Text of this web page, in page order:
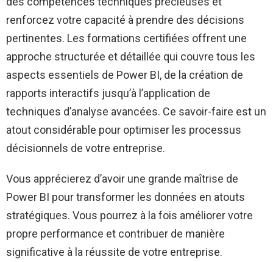
renforcez votre capacité à prendre des décisions
pertinentes. Les formations certifiées offrent une
approche structurée et détaillée qui couvre tous les
aspects essentiels de Power BI, de la création de
rapports interactifs jusqu’à l’application de
techniques d’analyse avancées. Ce savoir-faire est un
atout considérable pour optimiser les processus
décisionnels de votre entreprise.
Vous apprécierez d’avoir une grande maîtrise de
Power BI pour transformer les données en atouts
stratégiques. Vous pourrez à la fois améliorer votre
propre performance et contribuer de manière
significative à la réussite de votre entreprise.